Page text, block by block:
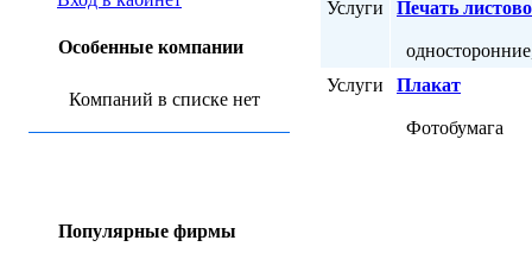
Особенные компании
Компаний в списке нет
Популярные фирмы
Услуги
Печать
Услуги
Плакат
Фотобумага